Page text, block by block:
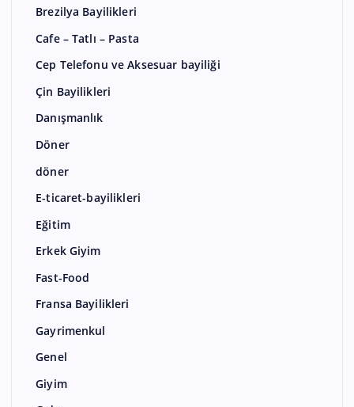
Brezilya Bayilikleri
Cafe – Tatlı – Pasta
Cep Telefonu ve Aksesuar bayiliği
Çin Bayilikleri
Danışmanlık
Döner
döner
E-ticaret-bayilikleri
Eğitim
Erkek Giyim
Fast-Food
Fransa Bayilikleri
Gayrimenkul
Genel
Giyim